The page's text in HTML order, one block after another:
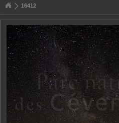
16412